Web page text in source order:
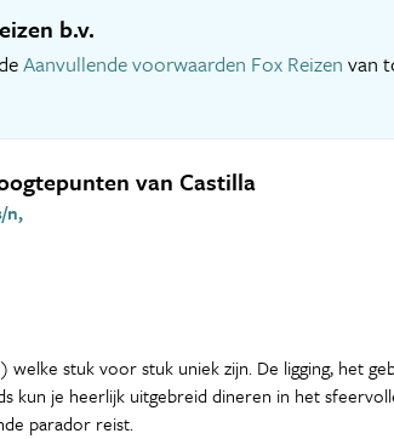
b.v.
Aanvullende voorwaarden Fox Reizen van
van Castilla
n,
stuk voor stuk uniek zijn. De ligging, het
kun je heerlijk uitgebreid dineren in het
parador reist.